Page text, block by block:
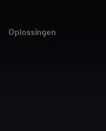
Oplossingen